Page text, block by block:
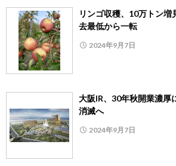
リンゴ収穫、10万トン増
去最低から一転
2024年9月7日
大阪IR、30年秋開業濃厚
消滅へ
2024年9月7日